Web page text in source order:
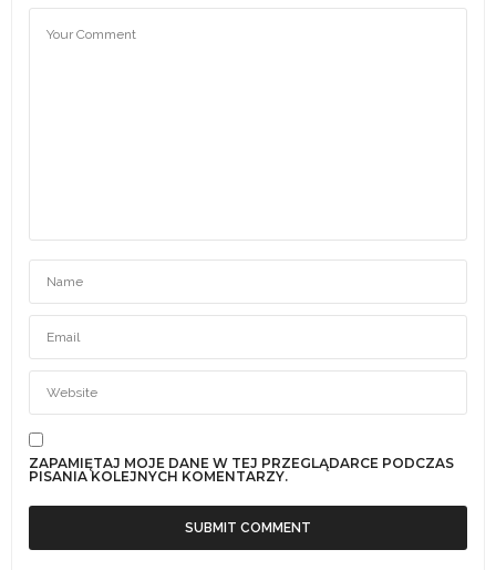
ZAPAMIĘTAJ MOJE DANE W TEJ PRZEGLĄDARCE PODCZAS
PISANIA KOLEJNYCH KOMENTARZY.